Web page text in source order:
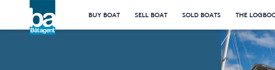
BUY BOAT SELL BOAT SOLD BOATS THE